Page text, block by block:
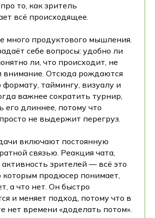
то, как зритель
всё происходящее.
много продуктового мышления.
себе вопросы: удобно ли
ли, что происходит, не
внимание. Отсюда рождаются
таймингу, визуалу и
важнее сократить турнир,
его длиннее, потому что
не выдержит перегруз.
включают постоянную
связью. Реакция чата,
зрителей — всё это
которым продюсер понимает,
а что нет. Он быстро
и меняет подход, потому что в
нет времени «доделать потом».